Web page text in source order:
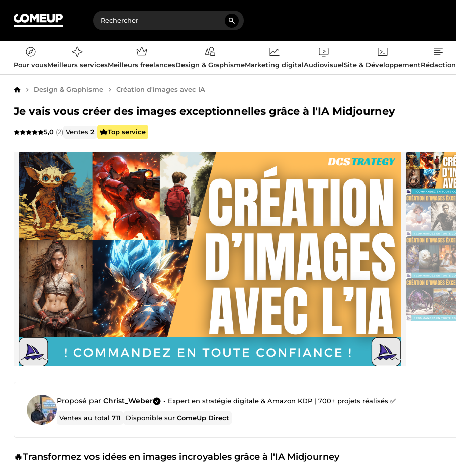
Pour vousMeilleurs servicesMeilleurs freelancesDesign & GraphismeMarketing digitalAudiovisuelSite & DéveloppementRédaction
AccueilDesign & Graphisme Création d'images avec IA
Je vais vous créer des images exceptionnelles grâce à l'IA Midjourney
5,0 (2) Ventes2 Top service
Proposé par Christ_Weber • Expert en stratégie digitale & Amazon KDP | 700+ projets réalisés ✅
Ventes au total711 Disponible surComeUp Direct
🔥Transformez vos idées en images incroyables grâce à l'IA Midjourney